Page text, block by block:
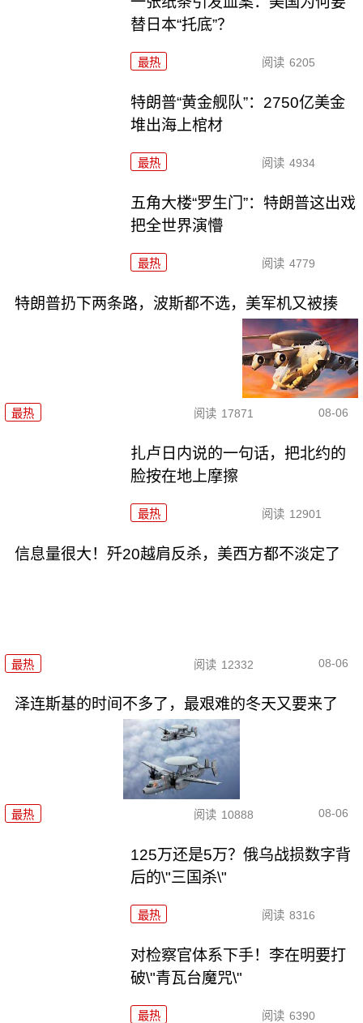
替日本“托底”？
最热 阅读 6205
特朗普“黄金舰队”：2750亿美金
堆出海上棺材
最热 阅读 4934
五角大楼“罗生门”：特朗普这出戏
把全世界演懵
最热 阅读 4779
特朗普扔下两条路，波斯都不选，美军机又被揍
最热 阅读 17871 08-06
扎卢日内说的一句话，把北约的
脸按在地上摩擦
最热 阅读 12901
信息量很大！歼20越肩反杀，美西方都不淡定了
最热 阅读 12332 08-06
泽连斯基的时间不多了，最艰难的冬天又要来了
最热 阅读 10888 08-06
125万还是5万？俄乌战损数字背
后的\"三国杀\"
最热 阅读 8316
对检察官体系下手！李在明要打
破\"青瓦台魔咒\"
最热 阅读 6390